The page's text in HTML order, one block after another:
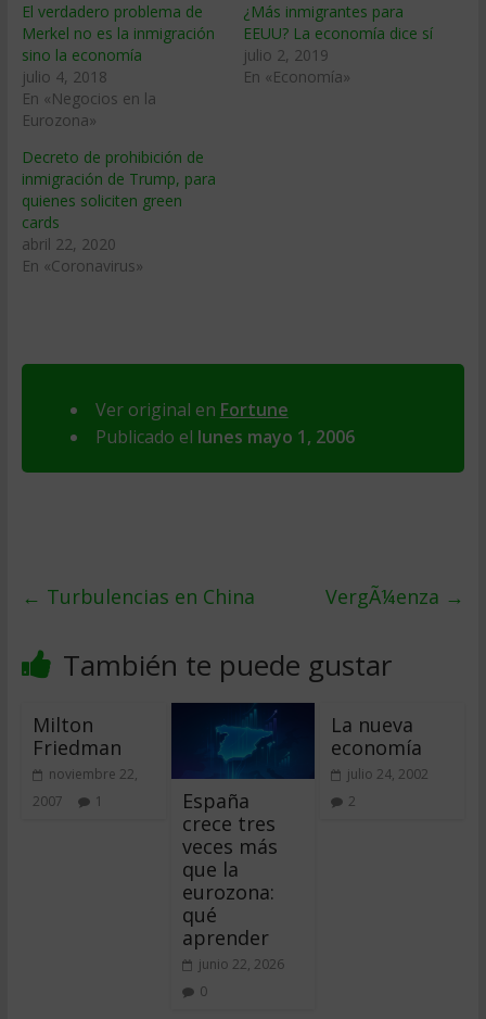
El verdadero problema de
Merkel no es la inmigración
sino la economía
julio 4, 2018
En «Negocios en la
Eurozona»
¿Más inmigrantes para
EEUU? La economía dice sí
julio 2, 2019
En «Economía»
Decreto de prohibición de
inmigración de Trump, para
quienes soliciten green
cards
abril 22, 2020
En «Coronavirus»
Ver original en Fortune
Publicado el lunes mayo 1, 2006
← Turbulencias en China VergÃ¼enza →
También te puede gustar
Milton
Friedman
noviembre 22,
2007
1
España
crece tres
veces más
que la
eurozona:
qué
aprender
junio 22, 2026
0
La nueva
economía
julio 24, 2002
2